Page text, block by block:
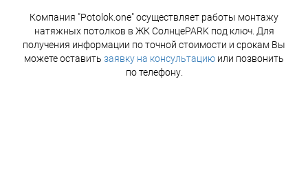
Компания "Potolok.one" осуществляет работы монтажу
натяжных потолков в ЖК СолнцеPARK под ключ. Для
получения информации по точной стоимости и срокам Вы
можете оставить заявку на консультацию или позвонить
по телефону.